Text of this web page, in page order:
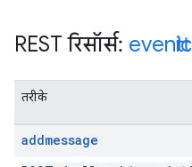
REST रिसॉर्स:
तरीके
addmessage